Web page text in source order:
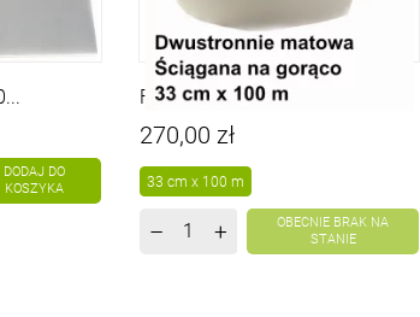
DODAJ DO
KOSZYKA
Folia DTF 33 cm x 100...
Cena
270,00 zł
33 cm x 100 m
– +
OBECNIE BRAK NA
STANIE